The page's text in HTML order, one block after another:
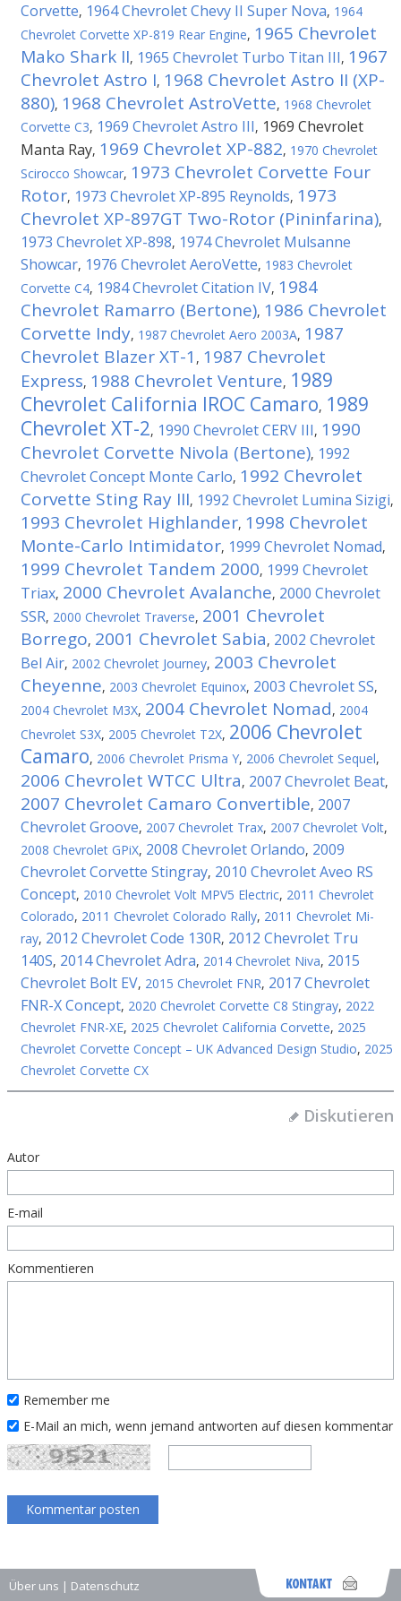
Corvette, 1964 Chevrolet Chevy II Super Nova, 1964
Chevrolet Corvette XP-819 Rear Engine, 1965 Chevrolet
Mako Shark II, 1965 Chevrolet Turbo Titan III, 1967
Chevrolet Astro I, 1968 Chevrolet Astro II (XP-
880), 1968 Chevrolet AstroVette, 1968 Chevrolet
Corvette C3, 1969 Chevrolet Astro III, 1969 Chevrolet
Manta Ray, 1969 Chevrolet XP-882, 1970 Chevrolet
Scirocco Showcar, 1973 Chevrolet Corvette Four
Rotor, 1973 Chevrolet XP-895 Reynolds, 1973
Chevrolet XP-897GT Two-Rotor (Pininfarina),
1973 Chevrolet XP-898, 1974 Chevrolet Mulsanne
Showcar, 1976 Chevrolet AeroVette, 1983 Chevrolet
Corvette C4, 1984 Chevrolet Citation IV, 1984
Chevrolet Ramarro (Bertone), 1986 Chevrolet
Corvette Indy, 1987 Chevrolet Aero 2003A, 1987
Chevrolet Blazer XT-1 , 1987 Chevrolet
Express, 1988 Chevrolet Venture, 1989
Chevrolet California IROC Camaro, 1989
Chevrolet XT-2, 1990 Chevrolet CERV III, 1990
Chevrolet Corvette Nivola (Bertone), 1992
Chevrolet Concept Monte Carlo, 1992 Chevrolet
Corvette Sting Ray III, 1992 Chevrolet Lumina Sizigi,
1993 Chevrolet Highlander, 1998 Chevrolet
Monte-Carlo Intimidator, 1999 Chevrolet Nomad,
1999 Chevrolet Tandem 2000, 1999 Chevrolet
Triax, 2000 Chevrolet Avalanche, 2000 Chevrolet
SSR, 2000 Chevrolet Traverse, 2001 Chevrolet
Borrego, 2001 Chevrolet Sabia, 2002 Chevrolet
Bel Air, 2002 Chevrolet Journey, 2003 Chevrolet
Cheyenne, 2003 Chevrolet Equinox, 2003 Chevrolet SS,
2004 Chevrolet M3X, 2004 Chevrolet Nomad, 2004
Chevrolet S3X, 2005 Chevrolet T2X, 2006 Chevrolet
Camaro, 2006 Chevrolet Prisma Y, 2006 Chevrolet Sequel,
2006 Chevrolet WTCC Ultra, 2007 Chevrolet Beat,
2007 Chevrolet Camaro Convertible, 2007
Chevrolet Groove, 2007 Chevrolet Trax, 2007 Chevrolet Volt,
2008 Chevrolet GPiX, 2008 Chevrolet Orlando, 2009
Chevrolet Corvette Stingray, 2010 Chevrolet Aveo RS
Concept, 2010 Chevrolet Volt MPV5 Electric, 2011 Chevrolet
Colorado, 2011 Chevrolet Colorado Rally, 2011 Chevrolet Mi-
ray, 2012 Chevrolet Code 130R, 2012 Chevrolet Tru
140S, 2014 Chevrolet Adra, 2014 Chevrolet Niva, 2015
Chevrolet Bolt EV, 2015 Chevrolet FNR, 2017 Chevrolet
FNR-X Concept, 2020 Chevrolet Corvette C8 Stingray, 2022
Chevrolet FNR-XE, 2025 Chevrolet California Corvette, 2025
Chevrolet Corvette Concept – UK Advanced Design Studio, 2025
Chevrolet Corvette CX
Diskutieren
Autor
E-mail
Kommentieren
Remember me
E-Mail an mich, wenn jemand antworten auf diesen kommentar
Über uns | Datenschutz